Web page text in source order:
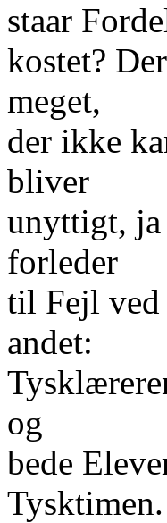
staar
kostet?
meget,
der ikke
bliver
unyttigt,
forleder
til Fejl ved
andet:
og
bede
Tysktimen.